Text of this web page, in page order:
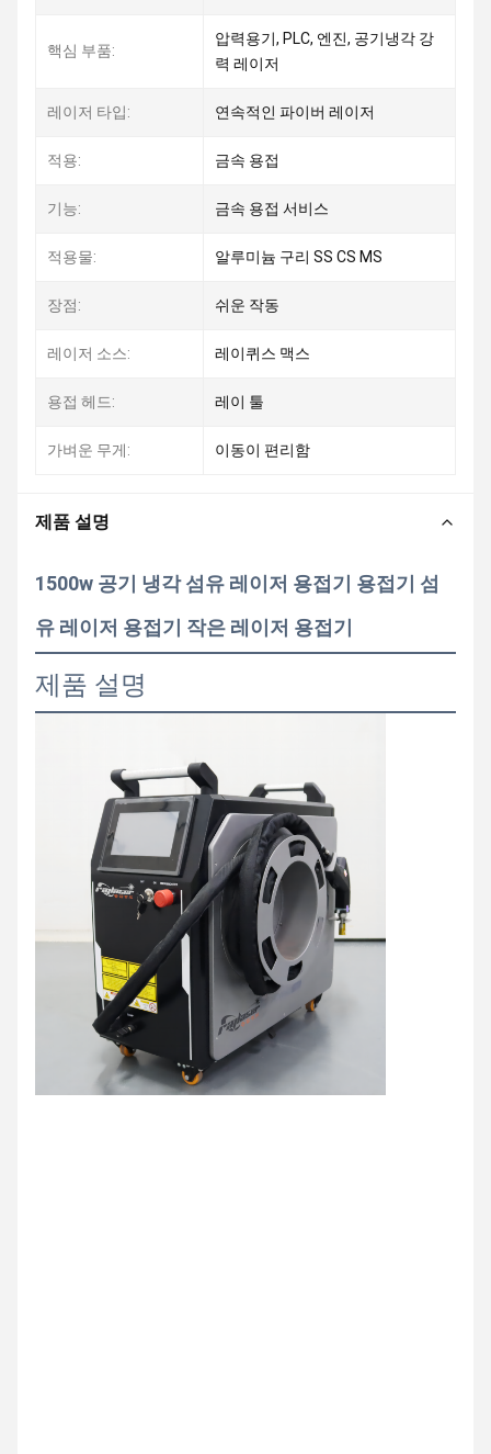
핵심 부품:
압력용기, PLC, 엔진, 공기냉각 강
력 레이저
레이저 타입: 연속적인 파이버 레이저
적용: 금속 용접
기능: 금속 용접 서비스
적용물: 알루미늄 구리 SS CS MS
장점: 쉬운 작동
레이저 소스: 레이퀴스 맥스
용접 헤드: 레이 툴
가벼운 무게: 이동이 편리함
제품 설명
1500w 공기 냉각 섬유 레이저 용접기 용접기 섬
유 레이저 용접기 작은 레이저 용접기
제품 설명